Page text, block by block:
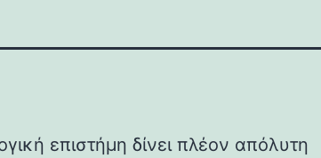
επιστήμη δίνει πλέον απόλυτη